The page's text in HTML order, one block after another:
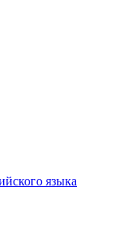
языка